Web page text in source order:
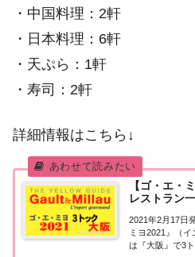
・中国料理：2軒
・日本料理：6軒
・天ぷら：1軒
・寿司：2軒
詳細情報はこちら↓
【ゴ・エ・
レストラン
2021年2月17日
ミヨ2021』（
は『大阪』で3